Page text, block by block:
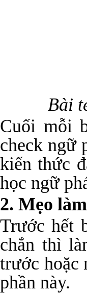
Bài
Cuối mỗi
check ngữ
kiến thức
học ngữ
2. Mẹo
Trước hết
chắn thì
trước hoặc
phần này.